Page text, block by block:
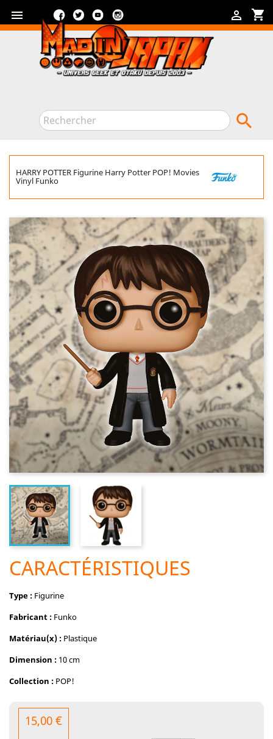
 shopping_cart

FacebookTwitterYouTube

HARRY POTTER Figurine Harry Potter POP! Movies
Vinyl Funko
CARACTÉRISTIQUES
Type : Figurine
Fabricant : Funko
Matériau(x) : Plastique
Dimension : 10 cm
Collection : POP!
15,00 €